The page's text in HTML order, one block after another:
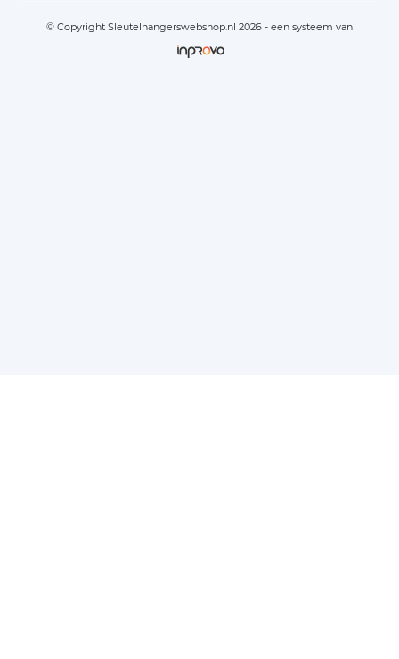
© Copyright Sleutelhangerswebshop.nl 2026 - een systeem van